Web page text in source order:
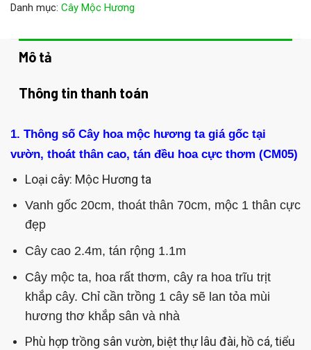
Danh mục: Cây Mộc Hương
Mô tả
Thông tin thanh toán
1. Thông số Cây hoa mộc hương ta giá gốc tại
vườn, thoát thân cao, tán đều hoa cực thơm (CM05)
Loại cây: Mộc Hương ta
Vanh gốc 20cm, thoát thân 70cm, mộc 1 thân cực
đẹp
Cây cao 2.4m, tán rộng 1.1m
Cây mộc ta, hoa rất thơm, cây ra hoa trĩu trịt
khắp cây. Chỉ cần trồng 1 cây sẽ lan tỏa mùi
hương thơ khắp sân và nhà
Phù hợp trồng sân vườn, biệt thự lâu đài, hồ cá, tiểu